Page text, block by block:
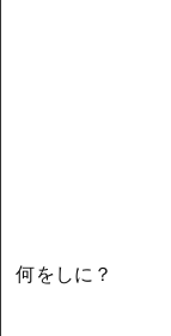
何をしに？